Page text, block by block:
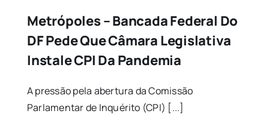
Metrópoles – Bancada Federal Do
DF Pede Que Câmara Legislativa
Instale CPI Da Pandemia
A pressão pela abertura da Comissão
Parlamentar de Inquérito (CPI) [...]